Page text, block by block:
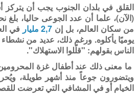
القلق في بلدان الجنوب يجب أن
(الآن)، علما أن عدد الجوعى حاليا، بلغ
من سكان العالم، بل إن 2,7 مليار
في
يوميًا يأكلوه. ورغم ذلك، عديد من
الناس بقولهم: "قلّلوا الاستهلاك".
ما معنى ذلك عند أطفال غزة المحرومين
ويتضورون جوعاً منذ أشهر طويلة،
الخيام أو في المشافي التي تعرضت